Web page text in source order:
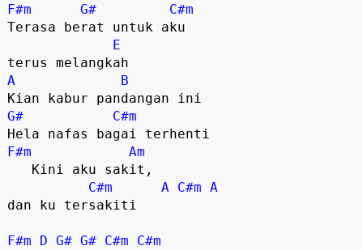
F#m
G#
C#m
Terasa berat untuk aku
E
A
B
G#
C#m
F#m
Am
C#m
A C#m A
dan ku tersakiti
F#m D G# G# C#m C#m